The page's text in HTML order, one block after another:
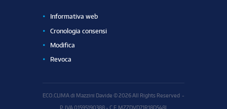
Informativa web
Cronologia consensi
Modifica
Revoca
ECO.CLIMA di Mazzini Davide © 2026 All Rights Reserved -
P. IVA 01595190388 - C.F. MZZDVD71R18D548L